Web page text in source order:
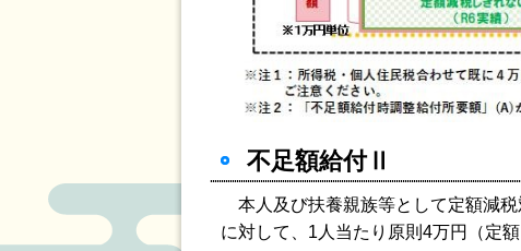
不足額給付Ⅱ
本人及び扶養親族等として定額減
に対して、1人当たり原則4万円（定額